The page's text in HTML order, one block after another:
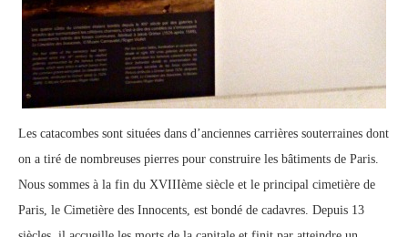
Les catacombes sont situées dans d’anciennes carrières souterraines dont
on a tiré de nombreuses pierres pour construire les bâtiments de Paris.
Nous sommes à la fin du XVIIIème siècle et le principal cimetière de
Paris, le Cimetière des Innocents, est bondé de cadavres. Depuis 13